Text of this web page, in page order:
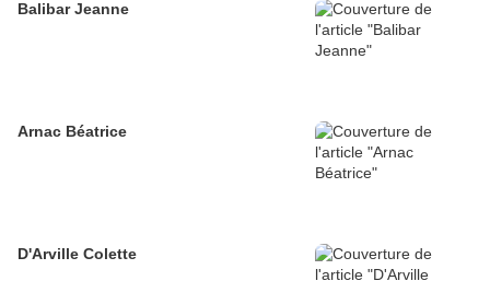
Balibar Jeanne
Arnac Béatrice
D'Arville Colette